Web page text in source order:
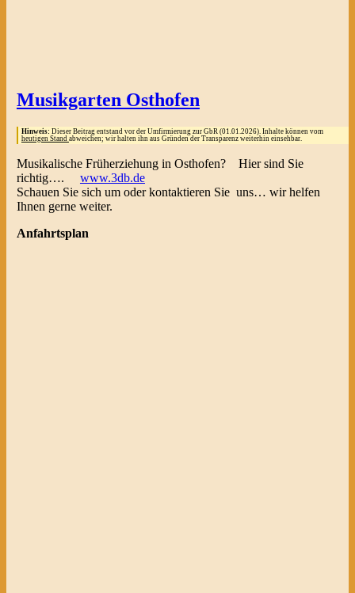
Musikgarten Osthofen
Hinweis: Dieser Beitrag entstand vor der Umfirmierung zur GbR (01.01.2026). Inhalte können vom
heutigen Stand abweichen; wir halten ihn aus Gründen der Transparenz weiterhin einsehbar.
Musikalische Früherziehung in Osthofen? Hier sind Sie
richtig…. www.3db.de
Schauen Sie sich um oder kontaktieren Sie uns… wir helfen
Ihnen gerne weiter.
Anfahrtsplan